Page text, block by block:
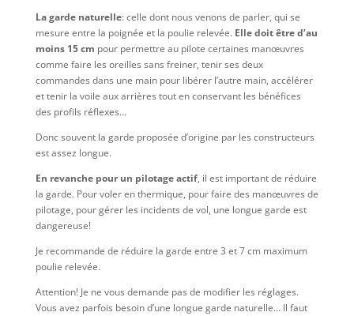
La garde naturelle: celle dont nous venons de parler, qui se
mesure entre la poignée et la poulie relevée. Elle doit être d’au
moins 15 cm pour permettre au pilote certaines manœuvres
comme faire les oreilles sans freiner, tenir ses deux
commandes dans une main pour libérer l’autre main, accélérer
et tenir la voile aux arrières tout en conservant les bénéfices
des profils réflexes…
Donc souvent la garde proposée d’origine par les constructeurs
est assez longue.
En revanche pour un pilotage actif, il est important de réduire
la garde. Pour voler en thermique, pour faire des manœuvres de
pilotage, pour gérer les incidents de vol, une longue garde est
dangereuse!
Je recommande de réduire la garde entre 3 et 7 cm maximum
poulie relevée.
Attention! Je ne vous demande pas de modifier les réglages.
Vous avez parfois besoin d’une longue garde naturelle… Il faut